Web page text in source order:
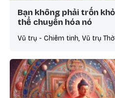
Bạn không phải trốn
thể chuyển hóa nó
Vũ trụ - Chiêm tinh, Vũ trụ